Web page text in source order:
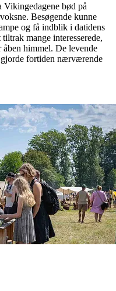
Vikingedagene bød på
Besøgende kunne
og få indblik i datidens
mange interesserede,
åben himmel. De levende
fortiden nærværende